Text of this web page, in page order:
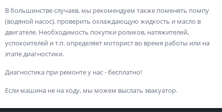
В большинстве случаев, мы рекомендуем также поменять помпу
(водяной насос), проверить охлаждающую жидкость и масло в
двигателе. Необходимость покупки роликов, натяжителей,
успокоителей и т.п. определяет моторист во время работы или на
этапе диагностики.
Диагностика при ремонте у нас - бесплатно!
Если машина не на ходу, мы можем выслать эвакуатор.